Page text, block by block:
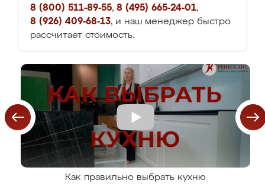
8 (800) 511-89-55, 8 (495) 665-24-01,
8 (926) 409-68-13, и наш менеджер быстро
рассчитает стоимость.
Как правильно выбрать кухню